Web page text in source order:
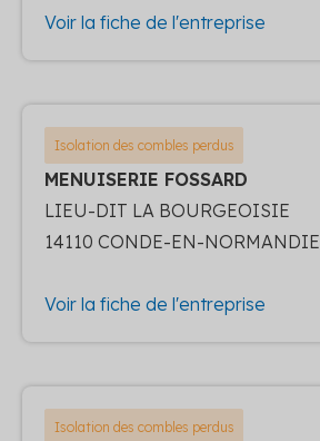
Voir la fiche de l'entreprise
Isolation des combles perdus
MENUISERIE FOSSARD
LIEU-DIT LA BOURGEOISIE
14110 CONDE-EN-NORMANDIE
Voir la fiche de l'entreprise
Isolation des combles perdus